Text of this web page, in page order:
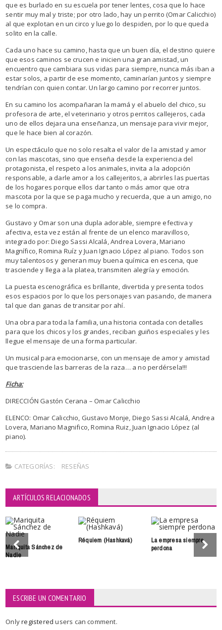
que es burlado en su escuela por tener lentes, cosa que lo hace
sentir muy mal y triste; por otro lado, hay un perrito (Omar Calicchio)
al que explotan en un circo y luego lo despiden, por lo que queda
solito en la calle.
Cada uno hace su camino, hasta que un buen día, el destino quiere
que esos caminos se crucen e inicien una gran amistad, un
encuentro que cambiara sus vidas para siempre, nunca más iban a
estar solos, a partir de ese momento, caminarían juntos y siempre
tendrían con quien contar. Un largo camino por recorrer juntos.
En su camino los acompañaran la mamá y el abuelo del chico, su
profesora de arte, el veterinario y otros perritos callejeros, cada
uno de ellos dejara una enseñanza, un mensaje para vivir mejor,
que le hace bien al corazón.
Un espectáculo que no solo resalta el valor de la amistad y amor
con las mascotas, sino que enseña desde la experiencia del
protagonista, el respeto a los animales, invita a la adopción
responsable, a darle amor a los callejeritos, a abrirles las puertas
de los hogares porque ellos dar tanto o más amor que otra
mascota por la que se paga mucho y recuerda, que a un amigo, no
se lo compra.
Gustavo y Omar son una dupla adorable, siempre efectiva y
afectiva, esta vez están al frente de un elenco maravilloso,
integrado por: Diego Sassi Alcalá, Andrea Lovera, Mariano
Magnífico, Romina Ruíz y Juan Ignacio López al piano. Todos son
muy talentosos y generan muy buena química en escena, que
trasciende y llega a la platea, transmiten alegría y emoción.
La puesta escenográfica es brillante, divertida y presenta todos
esos espacios por lo que los personajes van pasando, de manera
tal que dan ganas de transitar por ahí.
Una obra para toda la familia, una historia contada con detalles
para que los chicos y los grandes, reciban guiños especiales y les
llegue el mensaje de una forma particular.
Un musical para emocionarse, con un mensaje de amor y amistad
que trasciende las barreras de la raza… a no perdérsela!!!
Ficha:
DIRECCIÓN Gastón Cerana – Omar Calicchio
ELENCO: Omar Calicchio, Gustavo Monje, Diego Sassi Alcalá, Andrea
Lovera, Mariano Magnifico, Romina Ruiz, Juan Ignacio López (al
piano).
CATEGORÍAS: RESEÑAS
ARTÍCULOS RELACIONADOS
Mariquita Sánchez de
Nadie
Réquiem (Hashkavá) La empresa siempre
perdona
ESCRIBE UN COMENTARIO
Onlyregisteredusers can comment.